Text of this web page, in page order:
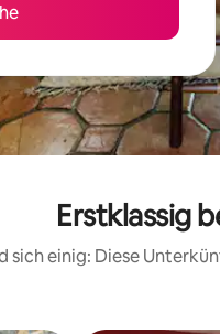
Erstklassig
sich einig: Diese